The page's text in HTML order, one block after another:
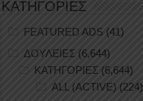
ΚΑΤΗΓΟΡΙΕΣ
FEATURED ADS (41)
ΔΟΥΛΕΙΕΣ (6,644)
ΚΑΤΗΓΟΡΙΕΣ (6,644)
ALL (ACTIVE) (224)